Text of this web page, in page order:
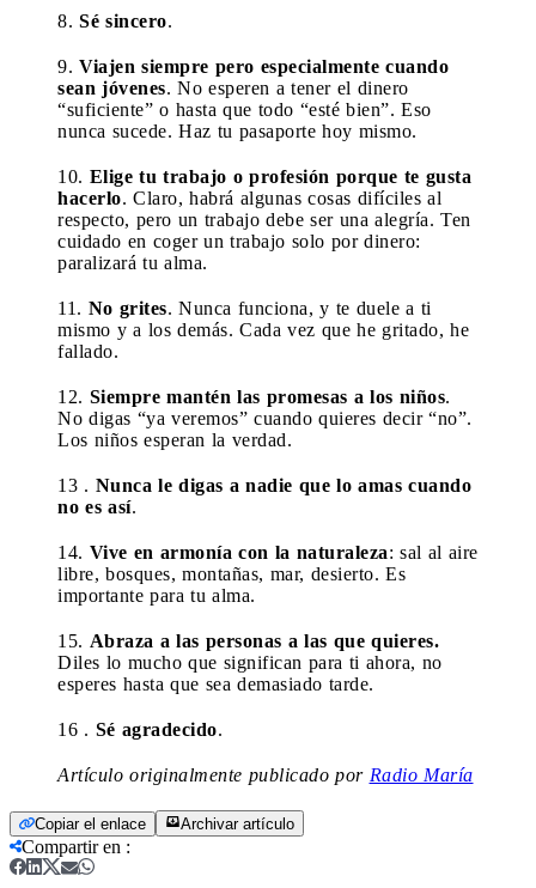
8. Sé sincero.
9. Viajen siempre pero especialmente cuando
sean jóvenes. No esperen a tener el dinero
“suficiente” o hasta que todo “esté bien”. Eso
nunca sucede. Haz tu pasaporte hoy mismo.
10. Elige tu trabajo o profesión porque te gusta
hacerlo. Claro, habrá algunas cosas difíciles al
respecto, pero un trabajo debe ser una alegría. Ten
cuidado en coger un trabajo solo por dinero:
paralizará tu alma.
11. No grites. Nunca funciona, y te duele a ti
mismo y a los demás. Cada vez que he gritado, he
fallado.
12. Siempre mantén las promesas a los niños.
No digas “ya veremos” cuando quieres decir “no”.
Los niños esperan la verdad.
13 . Nunca le digas a nadie que lo amas cuando
no es así.
14. Vive en armonía con la naturaleza: sal al aire
libre, bosques, montañas, mar, desierto. Es
importante para tu alma.
15. Abraza a las personas a las que quieres.
Diles lo mucho que significan para ti ahora, no
esperes hasta que sea demasiado tarde.
16 . Sé agradecido.
Artículo originalmente publicado por Radio María
Copiar el enlace Archivar artículo
Compartir en :